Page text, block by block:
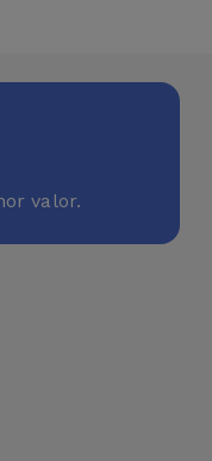
valor.